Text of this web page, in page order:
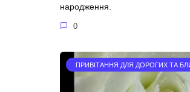
народження.
0
ПРИВІТАННЯ ДЛЯ ДОРОГИХ ТА